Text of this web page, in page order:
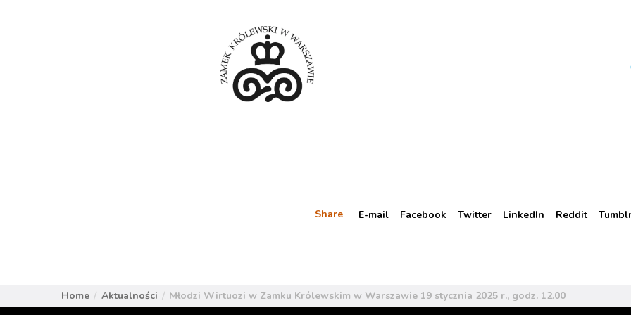
Share E-mail Facebook Twitter LinkedIn Reddit
Home Aktualności Młodzi Wirtuozi w Zamku Królewskim w Warszawie 19 stycznia 2025 r., godz. 12.00